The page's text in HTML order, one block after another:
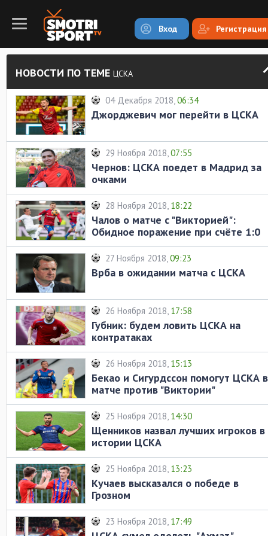
Вход Регистрация
НОВОСТИ ПО ТЕМЕ ЦСКА
04 Декабря 2018,06:34
Джорджевич мог перейти в ЦСКА
29 Ноября 2018,07:55
Чернов: ЦСКА поедет в Мадрид за
очками
28 Ноября 2018, 18:22
Чалов о матче с "Викторией":
Обидное поражение при счёте 1:0
27 Ноября 2018,09:23
Врба в ожидании матча с ЦСКА
26 Ноября 2018, 17:58
Губник: будем ловить ЦСКА на
контратаках
26 Ноября 2018, 15:13
Бекао и Сигурдссон помогут ЦСКА в
матче против "Виктории"
25 Ноября 2018, 14:30
Щенников назвал лучших игроков в
истории ЦСКА
25 Ноября 2018, 13:23
Кучаев высказался о победе в
Грозном
23 Ноября 2018, 17:49